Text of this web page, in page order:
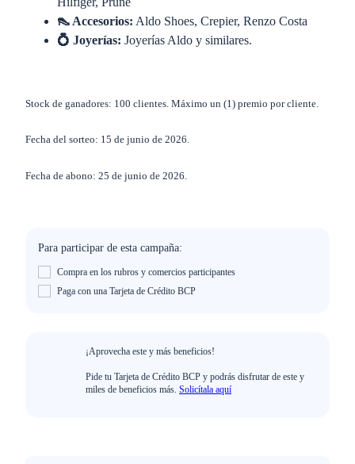
👠 Accesorios: Aldo Shoes, Crepier, Renzo Costa
💍 Joyerías: Joyerías Aldo y similares.
Stock de ganadores: 100 clientes. Máximo un (1) premio por cliente.
Fecha del sorteo: 15 de junio de 2026.
Fecha de abono: 25 de junio de 2026.
Para participar de esta campaña:
Compra en los rubros y comercios participantes
Paga con una Tarjeta de Crédito BCP
¡Aprovecha este y más beneficios!
Pide tu Tarjeta de Crédito BCP y podrás disfrutar de este y
miles de beneficios más. Solicítala aquí